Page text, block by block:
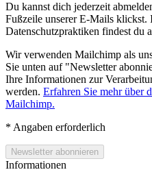
Du kannst dich jederzeit
Fußzeile unserer E-Mails klickst.
Datenschutzpraktiken findest du
Wir verwenden Mailchimp als
Sie unten auf "Newsletter
Ihre Informationen zur
werden. Erfahren Sie mehr über
Mailchimp.
* Angaben erforderlich
Informationen